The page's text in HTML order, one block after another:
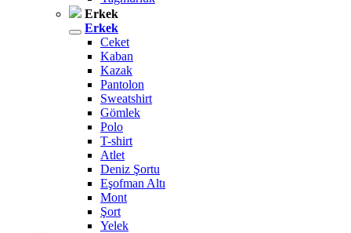
Erkek
Erkek
Ceket
Kaban
Kazak
Pantolon
Sweatshirt
Gömlek
Polo
T-shirt
Atlet
Deniz Şortu
Eşofman Altı
Mont
Şort
Yelek